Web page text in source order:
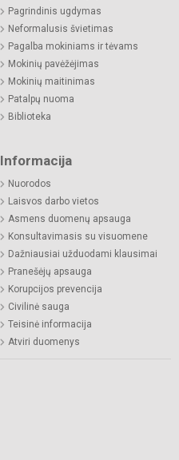
Pagrindinis ugdymas
Neformalusis švietimas
Pagalba mokiniams ir tėvams
Mokinių pavėžėjimas
Mokinių maitinimas
Patalpų nuoma
Biblioteka
Informacija
Nuorodos
Laisvos darbo vietos
Asmens duomenų apsauga
Konsultavimasis su visuomene
Dažniausiai užduodami klausimai
Pranešėjų apsauga
Korupcijos prevencija
Civilinė sauga
Teisinė informacija
Atviri duomenys